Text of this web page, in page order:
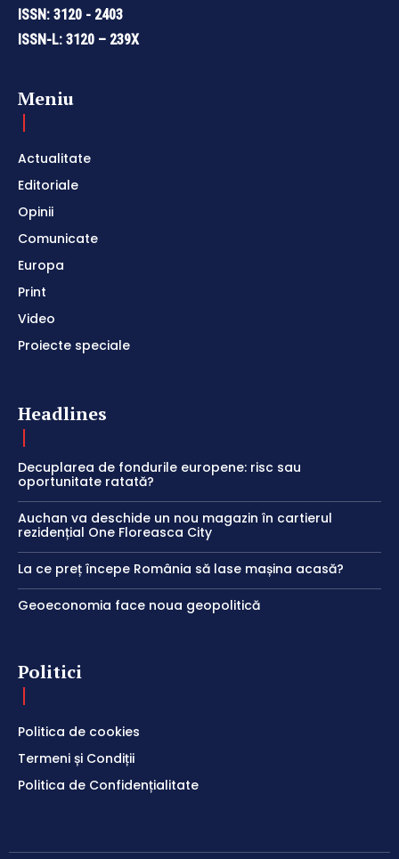
ISSN: 3120 - 2403
ISSN-L: 3120 – 239X
Meniu
Actualitate
Editoriale
Opinii
Comunicate
Europa
Print
Video
Proiecte speciale
Headlines
Decuplarea de fondurile europene: risc sau
oportunitate ratată?
Auchan va deschide un nou magazin în cartierul
rezidențial One Floreasca City
La ce preț începe România să lase mașina acasă?
Geoeconomia face noua geopolitică
Politici
Politica de cookies
Termeni și Condiții
Politica de Confidențialitate